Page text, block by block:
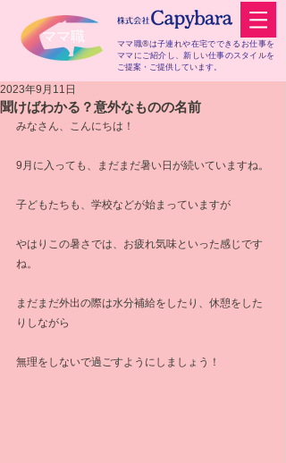
​ママ職
ママ職®は子連れや在宅でできるお仕事を
ママにご紹介し、新しい仕事のスタイルを
ご提案・ご提供しています。
聞けばわかる？意外なものの名前
2023年9月11日
みなさん、こんにちは！
9月に入っても、まだまだ暑い日が続いていますね。
子どもたちも、学校などが始まっていますが
やはりこの暑さでは、お疲れ気味といった感じです
ね。
まだまだ外出の際は水分補給をしたり、休憩をした
りしながら
無理をしないで過ごすようにしましょう！